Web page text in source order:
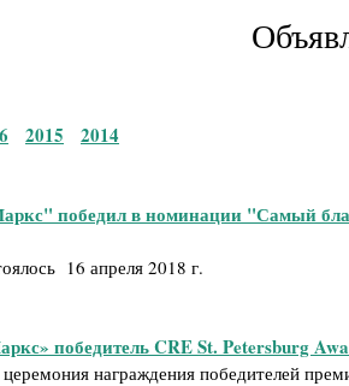
2015 2014
победил в номинации "Самый
16 апреля 2018 г.
победитель CRE St. Petersburg
награждения победителей